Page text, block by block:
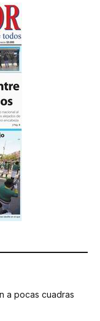
a pocas cuadras